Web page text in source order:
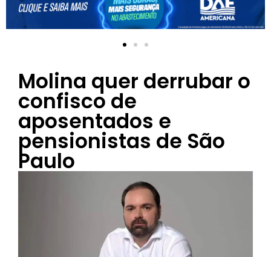
Molina quer derrubar o
confisco de
aposentados e
pensionistas de São
Paulo